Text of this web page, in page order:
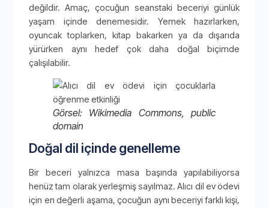
değildir. Amaç, çocuğun seanstaki beceriyi günlük
yaşam içinde denemesidir. Yemek hazırlarken,
oyuncak toplarken, kitap bakarken ya da dışarıda
yürürken aynı hedef çok daha doğal biçimde
çalışılabilir.
Görsel: Wikimedia Commons, public
domain
Doğal dil içinde genelleme
Bir beceri yalnızca masa başında yapılabiliyorsa
henüz tam olarak yerleşmiş sayılmaz. Alıcı dil ev ödevi
için en değerli aşama, çocuğun aynı beceriyi farklı kişi,